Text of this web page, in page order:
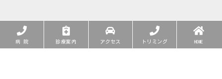
病 院 診療案内 アクセス トリミング HOME